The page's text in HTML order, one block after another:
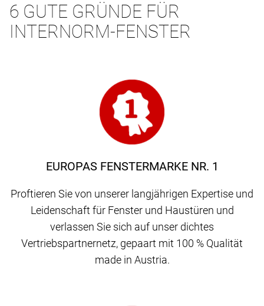
6 GUTE GRÜNDE FÜR
INTERNORM-FENSTER
EUROPAS FENSTERMARKE NR. 1
Proftieren Sie von unserer langjährigen Expertise und
Leidenschaft für Fenster und Haustüren und
verlassen Sie sich auf unser dichtes
Vertriebspartnernetz, gepaart mit 100 % Qualität
made in Austria.